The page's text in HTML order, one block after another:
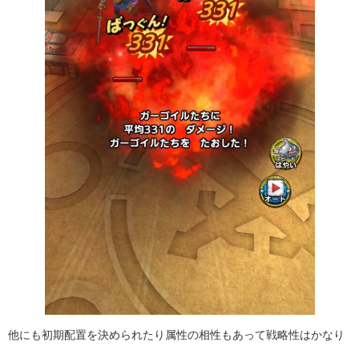
他にも初期配置を決められたり属性の相性もあって戦略性はかなり